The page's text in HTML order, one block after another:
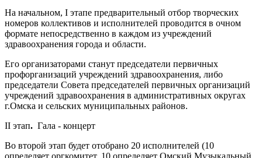
На начальном, I этапе предварительный отбор творческих
номеров коллективов и исполнителей проводится в очном
формате непосредственно в каждом из учреждений
здравоохранения города и области.
Его организаторами станут председатели первичных
профорганизаций учреждений здравоохранения, либо
председатели Совета председателей первичных организаций
учреждений здравоохранения в административных округах
г.Омска и сельских муниципальных районов.
II этап. Гала - концерт
Во второй этап будет отобрано 20 исполнителей (10